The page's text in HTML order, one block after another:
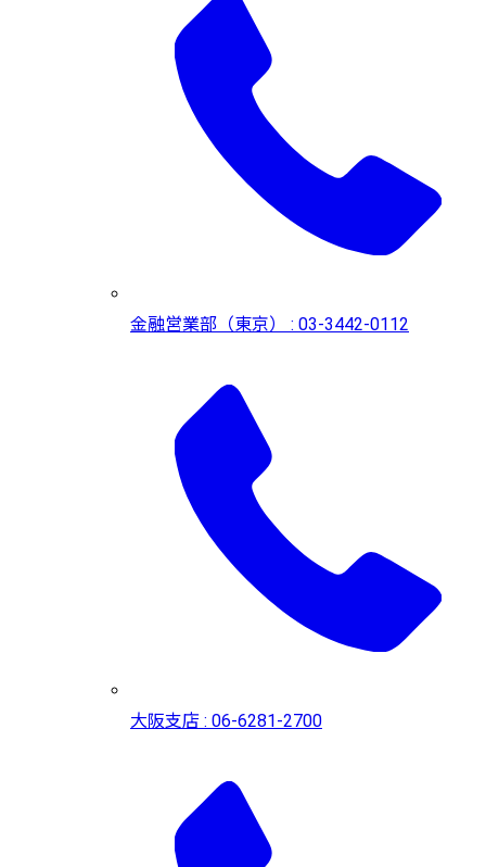
金融営業部（東京） : 03-3442-0112
大阪支店 : 06-6281-2700